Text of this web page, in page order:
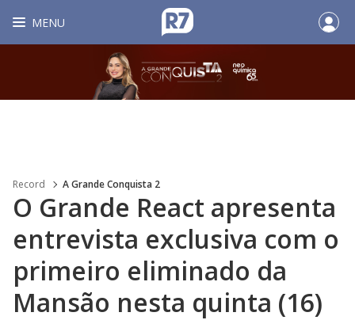
MENU
Record A Grande Conquista 2
O Grande React apresenta
entrevista exclusiva com o
primeiro eliminado da
Mansão nesta quinta (16)